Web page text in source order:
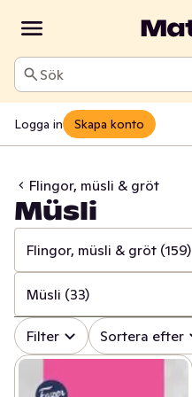
Sök
Logga in Skapa konto
Flingor, müsli & gröt
Müsli
Flingor, müsli & gröt (159)
✓ Alla (1707)
✓ Baljväxter & konserver
Müsli (33)
✓ Alla (159)
Filter Sortera efter